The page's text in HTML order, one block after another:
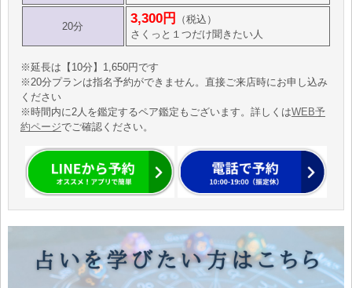
20分
3,300円
（税込）
さくっと１つだけ聞きたい人
※延長は【10分】1,650円です
※20分プランは指名予約ができません。直接ご来店時にお申し込み
ください
※時間内に2人を鑑定するペア鑑定もございます。詳しくはWEB予
約ページでご確認ください。